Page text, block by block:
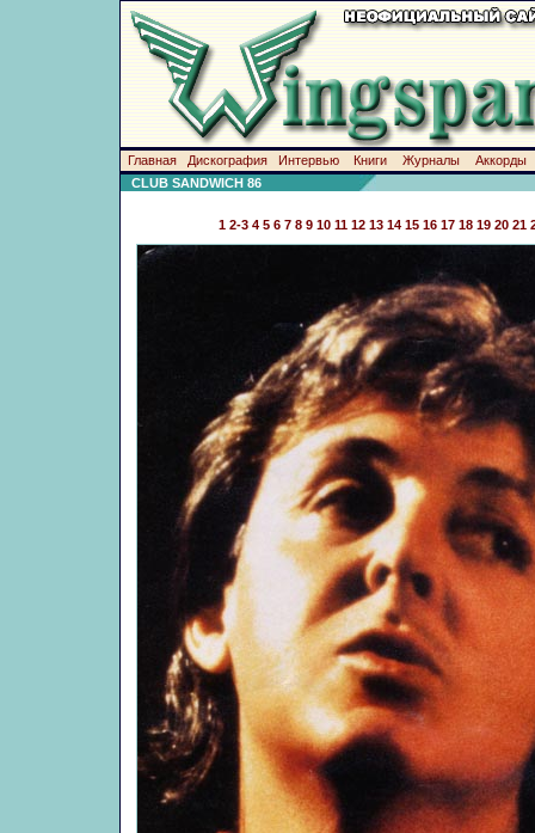
Главная Дискография Интервью Книги Журналы
Аккорды
CLUB SANDWICH 86
1 2-3 4 5 6 7 8 9 10 11 12 13 14 15 16 17 18 19 20 21